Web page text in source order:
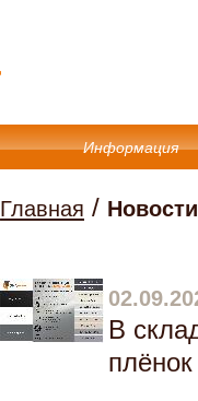
Информация
Главная /
В